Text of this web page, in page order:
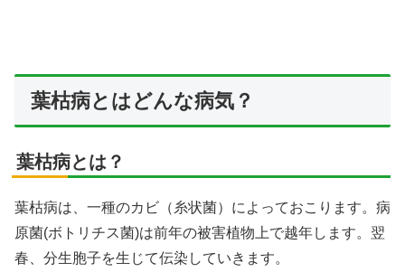
葉枯病とはどんな病気？
葉枯病とは？
葉枯病は、一種のカビ（糸状菌）によっておこります。病
原菌(ボトリチス菌)は前年の被害植物上で越年します。翌
春、分生胞子を生じて伝染していきます。